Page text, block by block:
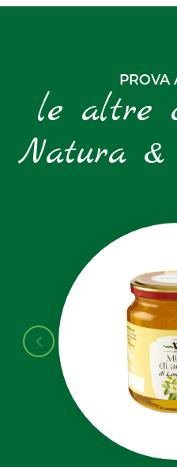
PROVA
le altre
Natura &